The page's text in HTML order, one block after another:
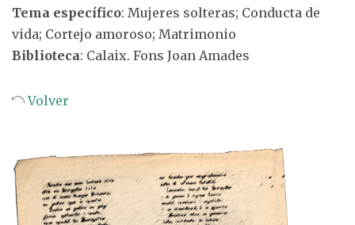
Tema específico: Mujeres solteras; Conducta de
vida; Cortejo amoroso; Matrimonio
Biblioteca: Calaix. Fons Joan Amades
Volver